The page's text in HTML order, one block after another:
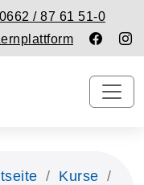
0662 / 87 61 51-0
Kurse